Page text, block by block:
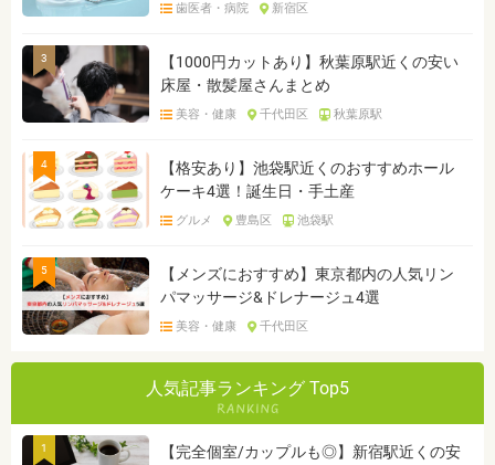
歯医者・病院 新宿区
3
【1000円カットあり】秋葉原駅近くの安い
床屋・散髪屋さんまとめ
美容・健康 千代田区 秋葉原駅
4
【格安あり】池袋駅近くのおすすめホール
ケーキ4選！誕生日・手土産
グルメ 豊島区 池袋駅
5
【メンズにおすすめ】東京都内の人気リン
パマッサージ&ドレナージュ4選
美容・健康 千代田区
人気記事ランキング Top5
1
【完全個室/カップルも◎】新宿駅近くの安